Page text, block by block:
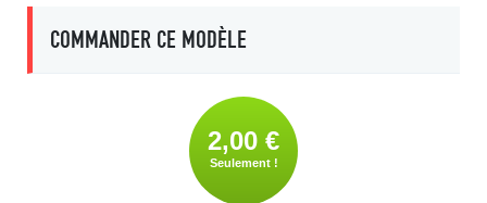
COMMANDER CE MODÈLE
2,00 €
Seulement !